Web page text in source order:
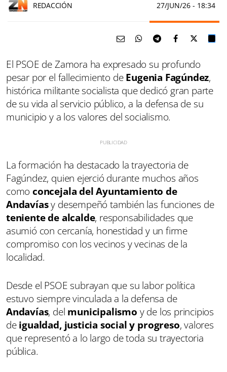
REDACCIÓN 27/JUN/26 - 18:34
El PSOE de Zamora ha expresado su profundo
pesar por el fallecimiento deEugenia Fagúndez,
histórica militante socialista que dedicó gran parte
de su vida al servicio público, a la defensa de su
municipio y a los valores del socialismo.
La formación ha destacado la trayectoria de
Fagúndez, quien ejerció durante muchos años
comoconcejala del Ayuntamiento de
Andavíasy desempeñó también las funciones de
teniente de alcalde, responsabilidades que
asumió con cercanía, honestidad y un firme
compromiso con los vecinos y vecinas de la
localidad.
Desde el PSOE subrayan que su labor política
estuvo siempre vinculada a la defensa de
Andavías, del municipalismo y de los principios
deigualdad, justicia social y progreso, valores
que representó a lo largo de toda su trayectoria
pública.